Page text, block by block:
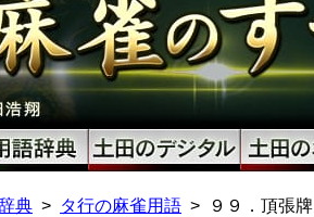
典 タ行の麻雀用語 ９９．頂張